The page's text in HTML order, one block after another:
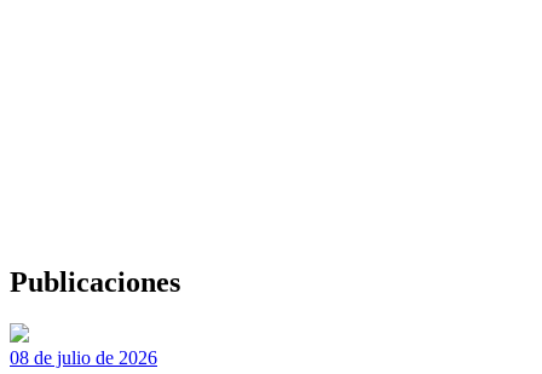
Publicaciones
08 de julio de 2026